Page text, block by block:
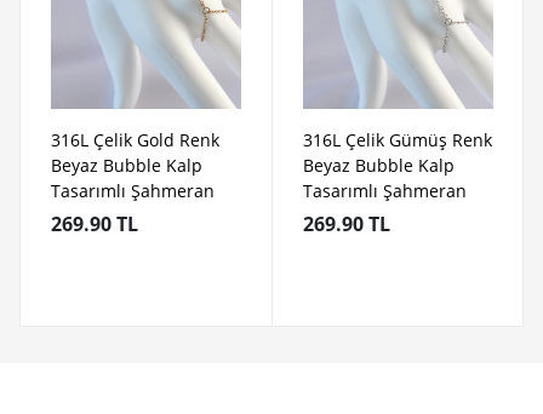
316L Çelik Gold Renk
Beyaz Bubble Kalp
Tasarımlı Şahmeran
269.90 TL
316L Çelik Gümüş Renk
Beyaz Bubble Kalp
Tasarımlı Şahmeran
269.90 TL